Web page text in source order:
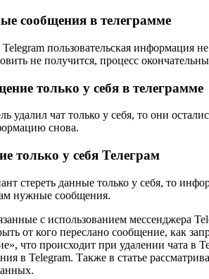
сообщения в телеграмме
пользовательская информация не
не получится, процесс
только у себя в телеграмме
удалил чат только у себя, то они
снова.
только у себя Телеграм
стереть данные только у себя, то
нужные сообщения.
с использованием мессенджера
от кого переслано сообщение, как
что происходит при удалении чата в
в Telegram. Также в статье